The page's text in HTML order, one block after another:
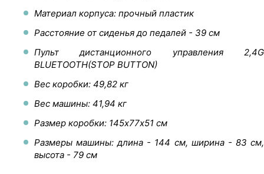
Материал корпуса: прочный пластик
Расстояние от сиденья до педалей - 39 см
Пульт дистанционного управления 2,4G
BLUETOOTH(STOP BUTTON)
Вес коробки: 49,82 кг
Вес машины: 41,94 кг
Размер коробки: 145х77х51 см
Размеры машины: длина - 144 см, ширина - 83 см,
высота - 79 см